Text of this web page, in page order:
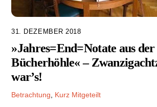
31. DEZEMBER 2018
»Jahres=End=Notate aus der
Bücherhöhle« –
war’s!
Betrachtung Kurz Mitgeteilt